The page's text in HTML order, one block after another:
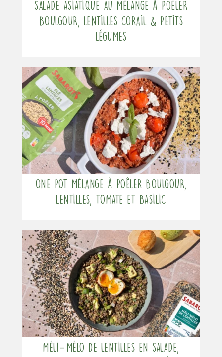
Salade asiatique au mélange à poêler
Boulgour, Lentilles corail & Petits
légumes
One pot mélange à poêler boulgour,
lentilles, tomate et basilic
Méli-Mélo de lentilles en salade,